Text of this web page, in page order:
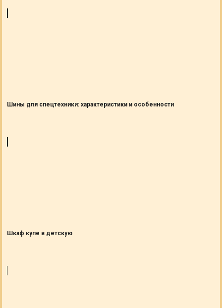
Шины для спецтехники: характеристики и особенности
Шкаф купе в детскую